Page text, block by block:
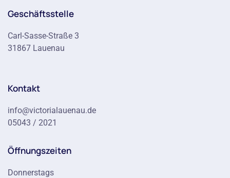
Geschäftsstelle
Carl-Sasse-Straße 3
31867 Lauenau
Kontakt
info@victorialauenau.de
05043 / 2021
Öffnungszeiten
Donnerstags